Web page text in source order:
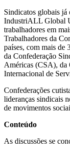
Sindicatos globais já
IndustriALL Global
trabalhadores em
Trabalhadores da
países, com mais de
da Confederação
Américas (CSA), da
Internacional de
Confederações
lideranças sindicais
de movimentos
Conteúdo
As discussões se